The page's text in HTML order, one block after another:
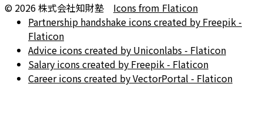
© 2026株式会社知財塾
Icons from Flaticon
Partnership handshake icons created by Freepik -
Flaticon
Advice icons created by Uniconlabs - Flaticon
Salary icons created by Freepik - Flaticon
Career icons created by VectorPortal - Flaticon